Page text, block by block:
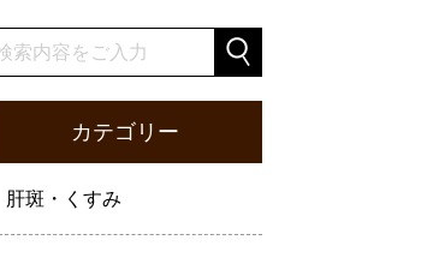
カテゴリー
肝斑・くすみ